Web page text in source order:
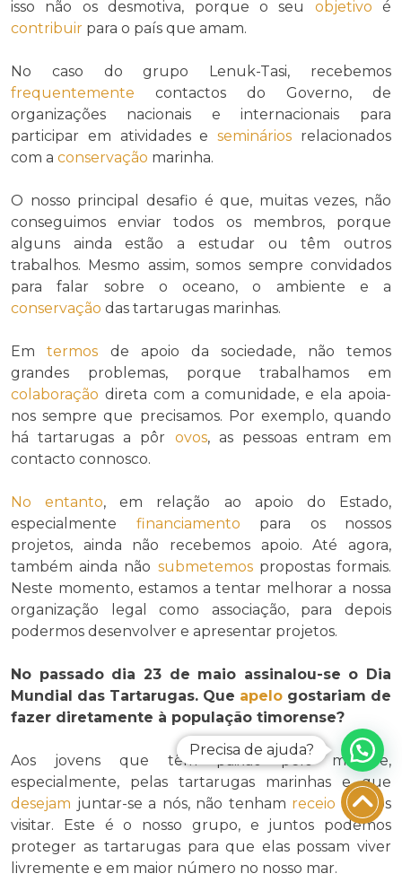
isso não os desmotiva, porque o seu objetivo é
contribuir para o país que amam.
No caso do grupo Lenuk-Tasi, recebemos
frequentemente contactos do Governo, de
organizações nacionais e internacionais para
participar em atividades eseminários relacionados
com a conservação marinha.
O nosso principal desafio é que, muitas vezes, não
conseguimos enviar todos os membros, porque
alguns ainda estão a estudar ou têm outros
trabalhos. Mesmo assim, somos sempre convidados
para falar sobre o oceano, o ambiente e a
conservação das tartarugas marinhas.
Emtermos de apoio da sociedade, não temos
grandes problemas, porque trabalhamos em
colaboração direta com a comunidade, e ela apoia-
nos sempre que precisamos. Por exemplo, quando
há tartarugas a pôr ovos, as pessoas entram em
contacto connosco.
No entanto, em relação ao apoio do Estado,
especialmente financiamento para os nossos
projetos, ainda não recebemos apoio. Até agora,
também ainda não submetemospropostas formais.
Neste momento, estamos a tentar melhorar a nossa
organização legal como associação, para depois
podermos desenvolver e apresentar projetos.
No passado dia 23 de maio assinalou-se o Dia
Mundial das Tartarugas. Que apelo gostariam de
fazer diretamente à população timorense?
Aos jovens que têm paixão pelo mar e,
especialmente, pelas tartarugas marinhas e que
desejam juntar-se a nós, não tenham receio de nos
visitar. Este é o nosso grupo, e juntos podemos
proteger as tartarugas para que elas possam viver
livremente e em maior número no nosso mar.
Precisa de ajuda?